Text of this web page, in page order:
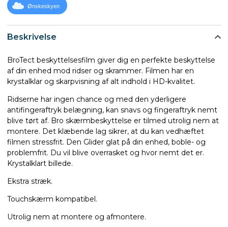
Beskrivelse
BroTect beskyttelsesfilm giver dig en perfekte beskyttelse
af din enhed mod ridser og skrammer. Filmen har en
krystalklar og skarpvisning af alt indhold i HD-kvalitet.
Ridserne har ingen chance og med den yderligere
antifingeraftryk belægning, kan snavs og fingeraftryk nemt
blive tørt af. Bro skærmbeskyttelse er tilmed utrolig nem at
montere. Det klæbende lag sikrer, at du kan vedhæftet
filmen stressfrit. Den Glider glat på din enhed, boble- og
problemfrit. Du vil blive overrasket og hvor nemt det er.
Krystalklart billede.
Ekstra stræk.
Touchskærm kompatibel.
Utrolig nem at montere og afmontere.
Ønskeskyen